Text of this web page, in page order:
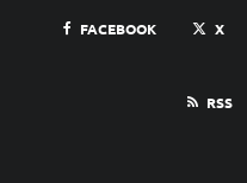
FACEBOOK X
RSS